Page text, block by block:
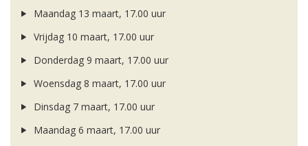
Maandag 13 maart, 17.00 uur
Vrijdag 10 maart, 17.00 uur
Donderdag 9 maart, 17.00 uur
Woensdag 8 maart, 17.00 uur
Dinsdag 7 maart, 17.00 uur
Maandag 6 maart, 17.00 uur